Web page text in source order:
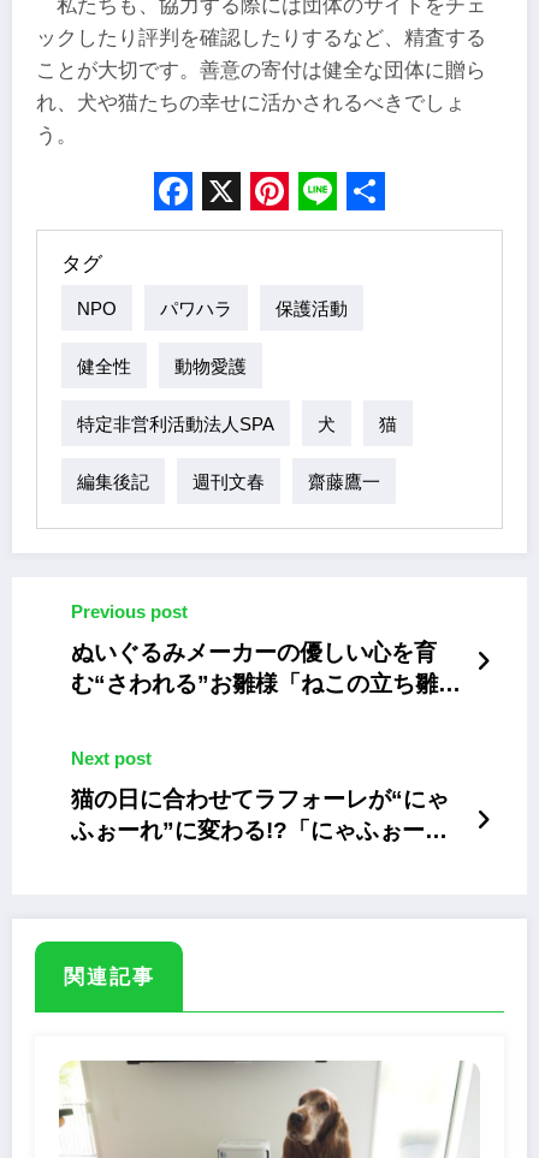
私たちも、協力する際には団体のサイトをチェ
ックしたり評判を確認したりするなど、精査する
ことが大切です。善意の寄付は健全な団体に贈ら
れ、犬や猫たちの幸せに活かされるべきでしょ
う。
Facebook
X Pinterest
LineShare
タグ
NPO パワハラ 保護活動
健全性 動物愛護
特定非営利活動法人SPA 犬 猫
編集後記 週刊文春 齋藤鷹一
Previous post
ぬいぐるみメーカーの優しい心を育
む“さわれる”お雛様「ねこの立ち雛飾
Next post
猫の日に合わせてラフォーレが“にゃ
ふぉーれ”に変わる!?「にゃふぉーれ
関連記事